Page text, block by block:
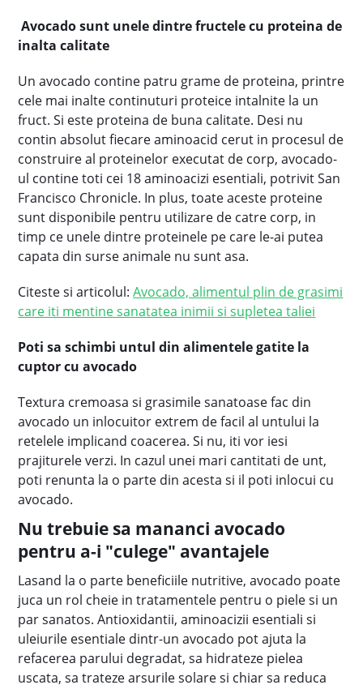
Avocado sunt unele dintre fructele cu proteina de
inalta calitate
Un avocado contine patru grame de proteina, printre
cele mai inalte continuturi proteice intalnite la un
fruct. Si este proteina de buna calitate. Desi nu
contin absolut fiecare aminoacid cerut in procesul de
construire al proteinelor executat de corp, avocado-
ul contine toti cei 18 aminoacizi esentiali, potrivit San
Francisco Chronicle. In plus, toate aceste proteine
sunt disponibile pentru utilizare de catre corp, in
timp ce unele dintre proteinele pe care le-ai putea
capata din surse animale nu sunt asa.
Citeste si articolul:Avocado, alimentul plin de grasimi
care iti mentine sanatatea inimii si supletea taliei
Poti sa schimbi untul din alimentele gatite la
cuptor cu avocado
Textura cremoasa si grasimile sanatoase fac din
avocado un inlocuitor extrem de facil al untului la
retelele implicand coacerea. Si nu, iti vor iesi
prajiturele verzi. In cazul unei mari cantitati de unt,
poti renunta la o parte din acesta si il poti inlocui cu
avocado.
Nu trebuie sa mananci avocado
pentru a-i "culege" avantajele
Lasand la o parte beneficiile nutritive, avocado poate
juca un rol cheie in tratamentele pentru o piele si un
par sanatos. Antioxidantii, aminoacizii esentiali si
uleiurile esentiale dintr-un avocado pot ajuta la
refacerea parului degradat, sa hidrateze pielea
uscata, sa trateze arsurile solare si chiar sa reduca